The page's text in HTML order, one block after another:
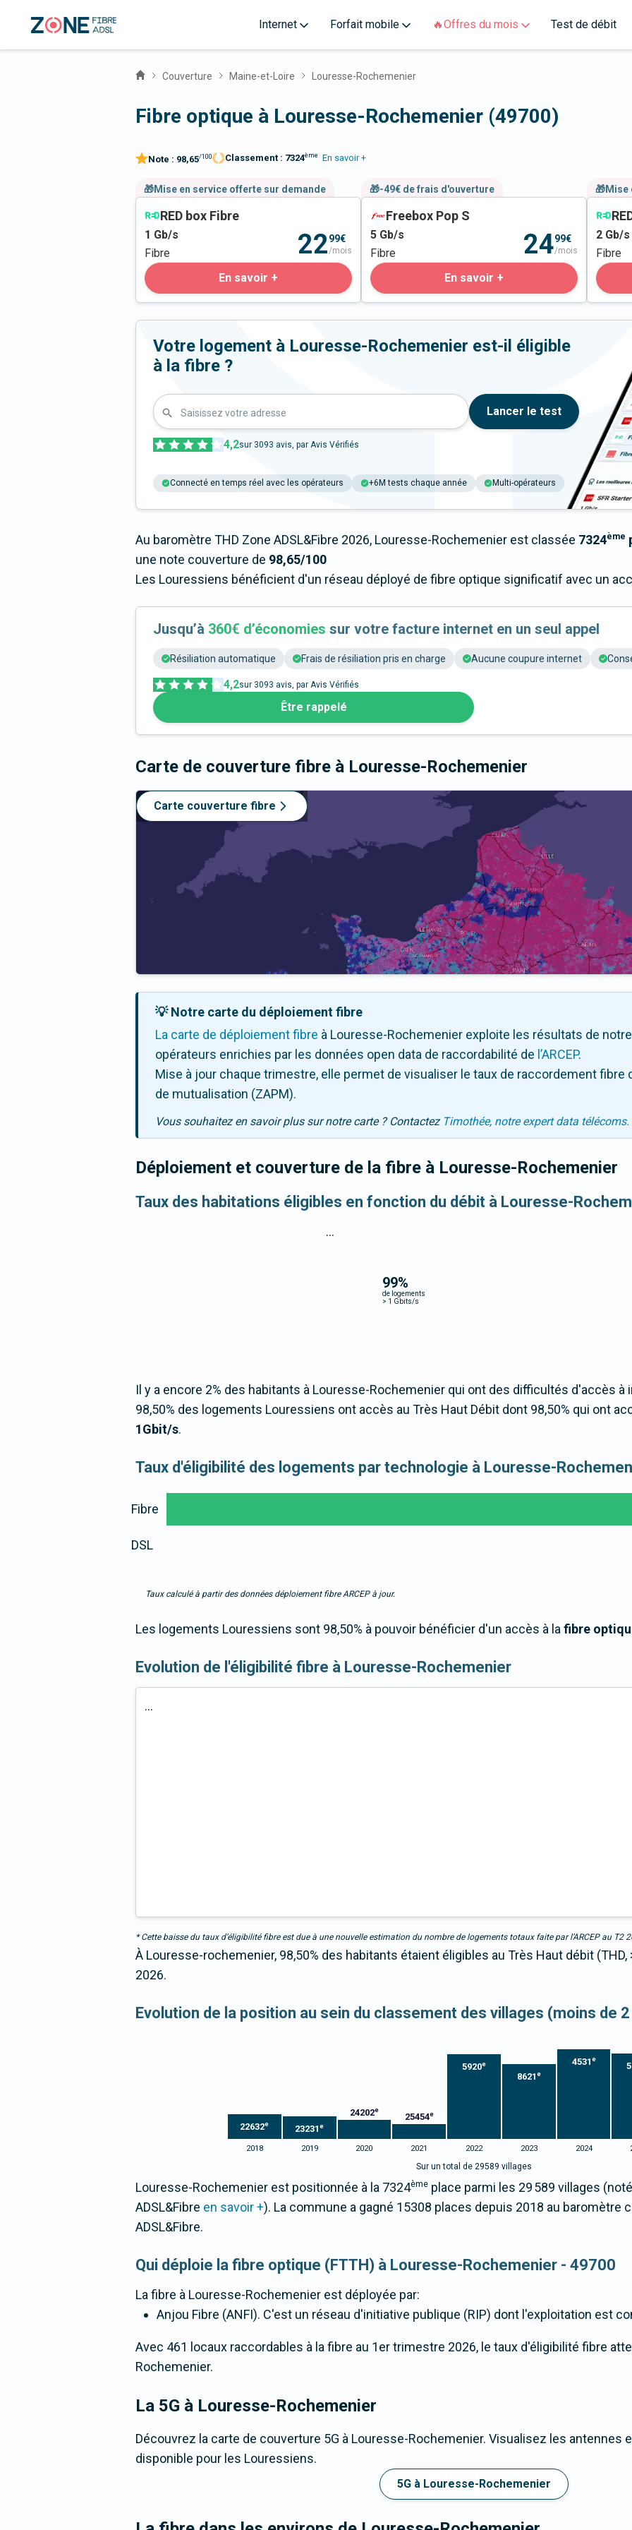
Internet Forfait mobile 🔥Offres du mois Test de débit
Couverture Maine-et-Loire Louresse-Rochemenier
Fibre optique à Louresse-Rochemenier (49700)
Note : 98,65/100 Classement : 7324ème En savoir +
🎁Mise en service offerte sur demande
RED box Fibre
1 Gb/s
Fibre
2299€
/mois
En savoir +
🎁-49€ de frais d'ouverture
Freebox Pop S
5 Gb/s
Fibre
2499€
/mois
En savoir +
🎁Mise
2 Gb/s
Fibre
Votre logement à Louresse-Rochemenier est-il éligible
à la fibre ?
Saisissez votre adresse Lancer le test
4,2sur 3093 avis, par Avis Vérifiés
Connecté en temps réel avec les opérateurs +6M tests chaque année Multi-opérateurs
Au baromètre THD Zone ADSL&Fibre 2026, Louresse-Rochemenier est classée 7324ème
une note couverture de 98,65/100
Les Louressiens bénéficient d'un réseau déployé de fibre optique significatif avec un
Jusqu’à 360€ d’économies sur votre facture internet en un seul appel
Résiliation automatique Frais de résiliation pris en charge Aucune coupure internet
4,2sur 3093 avis, par Avis Vérifiés
Être rappelé
Carte de couverture fibre à Louresse-Rochemenier
Carte couverture fibre
💡 Notre carte du déploiement fibre
La carte de déploiement fibre à Louresse-Rochemenier exploite les résultats de
opérateurs enrichies par les données open data de raccordabilité de l’ARCEP.
Mise à jour chaque trimestre, elle permet de visualiser le taux de raccordement fibre
de mutualisation (ZAPM).
Vous souhaitez en savoir plus sur notre carte ? Contactez Timothée, notre expert data télécoms.
Déploiement et couverture de la fibre à Louresse-Rochemenier
Taux des habitations éligibles en fonction du débit à Louresse-
99%
de logements
> 1 Gbits/s
...
Il y a encore 2% des habitants à Louresse-Rochemenier qui ont des difficultés d'accès à
98,50% des logements Louressiens ont accès au Très Haut Débit dont 98,50% qui ont
1Gbit/s.
Taux d'éligibilité des logements par technologie à Louresse-
Fibre
DSL
Taux calculé à partir des données déploiement fibre ARCEP à jour.
Les logements Louressiens sont 98,50% à pouvoir bénéficier d'un accès à lafibre
Evolution de l'éligibilité fibre à Louresse-Rochemenier
...
* Cette baisse du taux d’éligibilité fibre est due à une nouvelle estimation du nombre de logements totaux faite par l’ARCEP au T2
À Louresse-rochemenier, 98,50% des habitants étaient éligibles au Très Haut débit
2026.
Evolution de la position au sein du classement des villages (moins de
22632e 23231e
24202e
25454e
5920e
8621 e
4531 e
2018 2019 2020 2021 2022 2023 2024
Sur un total de 29589 villages
Louresse-Rochemenier est positionnée à la 7324ème place parmi les 29 589 villages
ADSL&Fibre en savoir +). La commune a gagné 15308 places depuis 2018 au baromètre
ADSL&Fibre.
Qui déploie la fibre optique (FTTH) à Louresse-Rochemenier - 49700
La fibre à Louresse-Rochemenier est déployée par:
Anjou Fibre (ANFI). C'est un réseau d'initiative publique (RIP) dont l'exploitation est
Avec 461 locaux raccordables à la fibre au 1er trimestre 2026, le taux d'éligibilité fibre
Rochemenier.
La 5G à Louresse-Rochemenier
Découvrez la carte de couverture 5G à Louresse-Rochemenier. Visualisez les antennes
disponible pour les Louressiens.
5G à Louresse-Rochemenier